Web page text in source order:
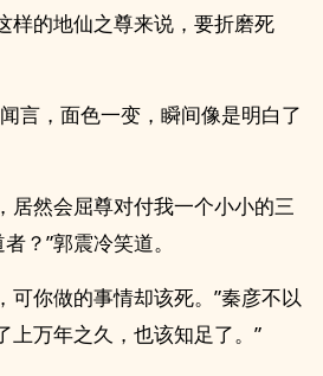
样的地仙之尊来说，要折磨死
言，面色一变，瞬间像是明白了
居然会屈尊对付我一个小小的三
？”郭震冷笑道。
可你做的事情却该死。”秦彦不以
上万年之久，也该知足了。”